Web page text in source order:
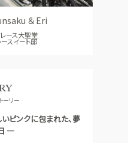
ン
宴会場
＆ Eri
ース大聖堂
スイート邸
ーリー
ピンクに包まれた、夢
―